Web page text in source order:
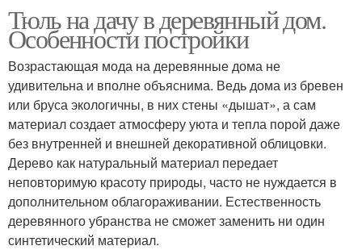
Тюль на дачу в деревянный дом.
Особенности постройки
Возрастающая мода на деревянные дома не
удивительна и вполне объяснима. Ведь дома из бревен
или бруса экологичны, в них стены «дышат», а сам
материал создает атмосферу уюта и тепла порой даже
без внутренней и внешней декоративной облицовки.
Дерево как натуральный материал передает
неповторимую красоту природы, часто не нуждается в
дополнительном облагораживании. Естественность
деревянного убранства не сможет заменить ни один
синтетический материал.